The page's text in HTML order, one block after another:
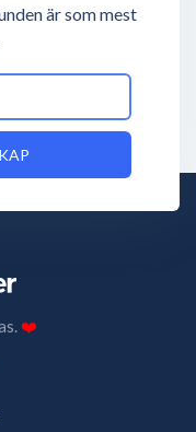
är som mest
❤️